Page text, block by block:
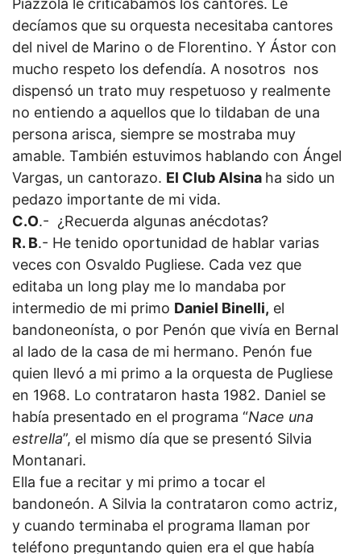
Piazzola le criticábamos los cantores. Le
decíamos que su orquesta necesitaba cantores
del nivel de Marino o de Florentino. Y Ástor con
mucho respeto los defendía. A nosotros nos
dispensó un trato muy respetuoso y realmente
no entiendo a aquellos que lo tildaban de una
persona arisca, siempre se mostraba muy
amable. También estuvimos hablando con Ángel
Vargas, un cantorazo. El Club Alsina ha sido un
pedazo importante de mi vida.
C.O.- ¿Recuerda algunas anécdotas?
R. B.- He tenido oportunidad de hablar varias
veces con Osvaldo Pugliese. Cada vez que
editaba un long play me lo mandaba por
intermedio de mi primo Daniel Binelli, el
bandoneonísta, o por Penón que vivía en Bernal
al lado de la casa de mi hermano. Penón fue
quien llevó a mi primo a la orquesta de Pugliese
en 1968. Lo contrataron hasta 1982. Daniel se
había presentado en el programa “Nace una
estrella”, el mismo día que se presentó Silvia
Montanari.
Ella fue a recitar y mi primo a tocar el
bandoneón. A Silvia la contrataron como actriz,
y cuando terminaba el programa llaman por
teléfono preguntando quien era el que había